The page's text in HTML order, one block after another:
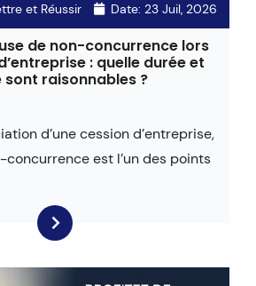
et Réussir Date: 23 Juil, 2026
de non-concurrence lors
: quelle durée et
raisonnables ?
d’une cession d’entreprise,
concurrence est l’un des points